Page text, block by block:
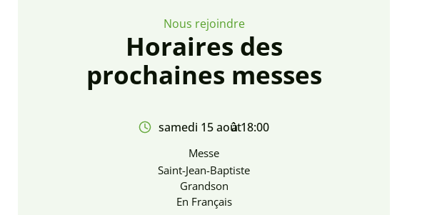
Nous rejoindre
Horaires des
prochaines messes
samedi 15 aoûtà 18:00
Messe
Saint-Jean-Baptiste
Grandson
En Français